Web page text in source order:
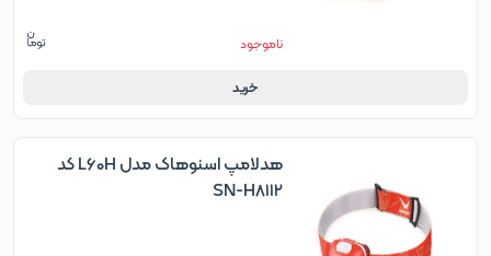
ناموجود
خرید
هدلامپ اسنوهاک مدل L60H کد
SN-H8112